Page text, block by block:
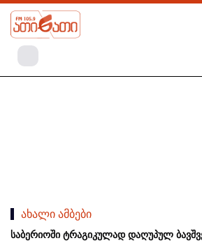
ახალი ამბები
საბერიოში ტრაგიკულად დაღუპულ